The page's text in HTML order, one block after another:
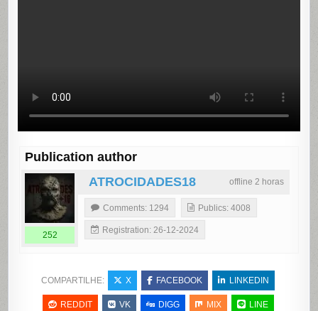
Publication author
offline 2 horas
ATROCIDADES18
252
Comments: 1294 Publics: 4008
Registration: 26-12-2024
COMPARTILHE: X FACEBOOK LINKEDIN
REDDIT VK DIGG MIX LINE